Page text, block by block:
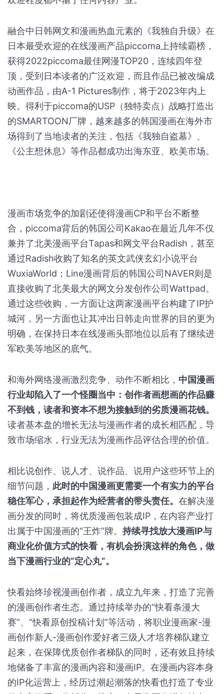
融合中日韩网文和漫画热血元素的《我独自升级》在
日本最受欢迎的在线漫画产品piccoma上持续霸榜，
获得2022piccoma最佳网漫TOP20，连续四年登
顶，受到日本读者的广泛欢迎，而且作品已被改编成
动画作品，由A-1 Pictures制作，将于2023年内上
映。得利于piccoma的USP（独特卖点）战略打造出
的SMARTOON厂牌，越来越多的韩国漫画在海外市
场得到了当地读者的关注，包括《我独自盗墓》、
《公主想休息》等作品都成功出海东亚、欧美市场。
漫画市场竞争的加剧还使得漫画CP和平台不断整
合，piccoma背后的韩国公司Kakao在最近几年不仅
兼并了北美漫画平台Tapas和网文平台Radish，甚至
通过Radish收购了知名的英文武侠玄幻小说平台
WuxiaWorld；Line漫画背后的韩国公司NAVER则是
直接收购了北美最大的网文分发创作公司Wattpad。
通过这些收购，一方面让这两家漫画平台构建了IP护
城河，另一方面也让其冲出日韩走向世界的目的更为
明确，在保持日本在线漫画头部地位以后有了继续进
军欧美等地区的底气。
和海外网络漫画激烈竞争、动作不断相比， 中国漫画
行业却陷入了一个怪圈当中：创作者画想画的作品赚
不到钱，读者和资本不想为接触到的劣质漫画花钱。
读者基本盘的增长无法与漫画作者的成长相匹配，导
致市场缩水，行业无法为漫画作品评估合理的价值。
相比说创作、说人才、说作品、说用户这些环节上的
细节问题， 此时的中国漫画更需要一个有实力的平台
稳住军心，承担起作为经营者的带头责任。 在解决漫
画分发的同时，将优质漫画包装成IP，在内容产业打
出属于中国漫画的“王炸”牌。 持续寻找放大漫画IP与
商业化价值方式的快看，有机会扮演这样的角色，做
当下漫画行业的“定心丸”。
快看始终珍视漫画创作者，成立九年来，打造了完善
的漫画创作者生态。通过持续举办的“快看条漫大
赛”、“快看原创投稿计划”等活动，将职业漫画家-漫
画创作新人-漫画创作爱好者三级人才培养梯队建立
起来，在保障优质创作者梯队的同时，还有效且持续
地储备了丰富的漫画内容和漫画IP。在漫画内容本身
的IP化运营上，经历过潮起潮落的快看也打造了专业